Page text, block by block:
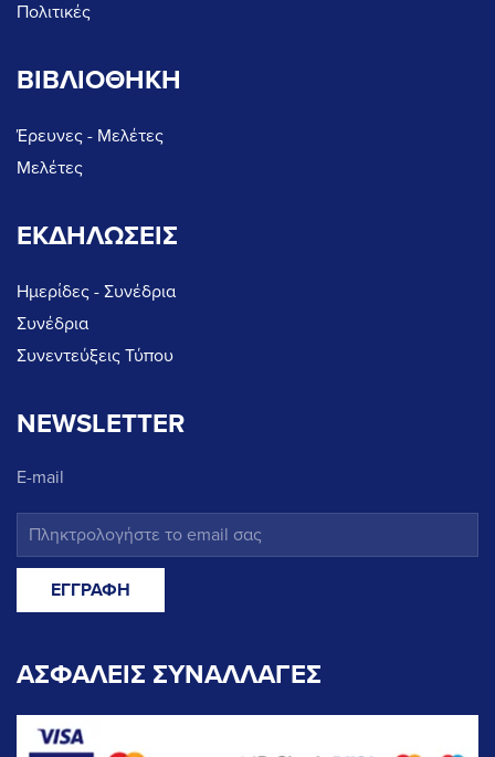
Πολιτικές
ΒΙΒΛΙΟΘΗΚΗ
Έρευνες - Μελέτες
Μελέτες
ΕΚΔΗΛΩΣΕΙΣ
Ημερίδες - Συνέδρια
Συνέδρια
Συνεντεύξεις Τύπου
NEWSLETTER
E-mail
ΑΣΦΑΛΕΙΣ ΣΥΝΑΛΛΑΓΕΣ